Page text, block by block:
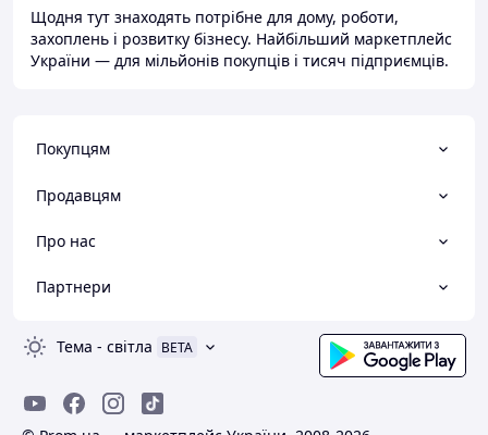
Щодня тут знаходять потрібне для дому, роботи,
захоплень і розвитку бізнесу. Найбільший маркетплейс
України — для мільйонів покупців і тисяч підприємців.
Покупцям
Продавцям
Про нас
Партнери
Тема - світла BETA